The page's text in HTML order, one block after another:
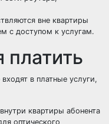
вне квартиры
с доступом к услугам.
платить
в платные услуги,
квартиры абонента
оптического